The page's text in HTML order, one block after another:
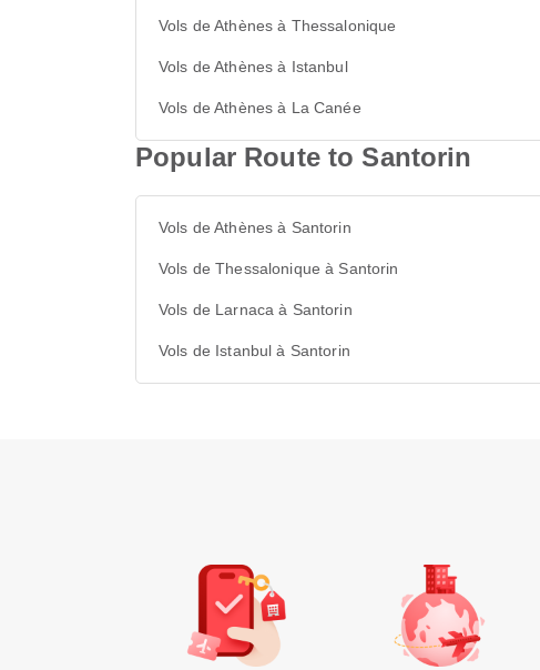
Vols de Athènes à Thessalonique
Vols de Athènes à Istanbul
Vols de Athènes à La Canée
Popular Route to Santorin
Vols de Athènes à Santorin
Vols de Thessalonique à Santorin
Vols de Larnaca à Santorin
Vols de Istanbul à Santorin